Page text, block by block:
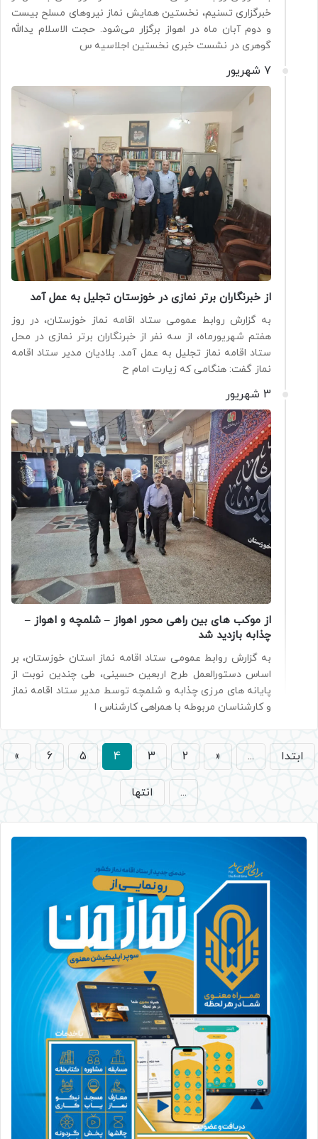
خبرگزاری تسنیم، نخستین همایش نماز نیروهای مسلح بیست
و دوم آبان ماه در اهواز برگزار می‌شود. حجت الاسلام یدالله
گوهری در نشست خبری نخستین اجلاسیه س
7 شهریور
از خبرنگاران برتر نمازی در خوزستان تجلیل به عمل آمد
به گزارش روابط عمومی ستاد اقامه نماز خوزستان، در روز
هفتم شهریورماه، از سه نفر از خبرنگاران برتر نمازی در محل
ستاد اقامه نماز تجلیل به عمل آمد. بلادیان مدیر ستاد اقامه
نماز گفت: هنگامی که زیارت امام ح
3 شهریور
از موکب های بین راهی محور اهواز – شلمچه و اهواز –
چذابه بازدید شد
به گزارش روابط عمومی ستاد اقامه نماز استان خوزستان، بر
اساس دستورالعمل طرح اربعین حسینی، طی چندین نوبت از
پایانه های مرزی چذابه و شلمچه توسط مدیر ستاد اقامه نماز
و کارشناسان مربوطه با همراهی کارشناس ا
ابتدا ...
«
2
3
4
5
6
»
... انتها